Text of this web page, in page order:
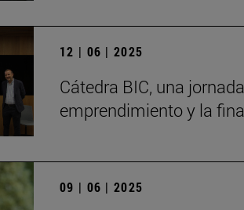
12 | 06 | 2025
Cátedra BIC, una
emprendimiento y la
09 | 06 | 2025